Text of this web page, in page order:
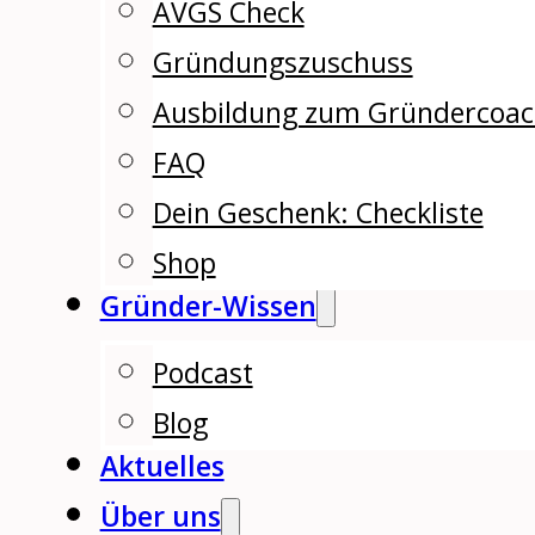
AVGS Check
Gründungszuschuss
Ausbildung zum
FAQ
Dein Geschenk: Checkliste
Shop
Gründer-Wissen
Podcast
Blog
Aktuelles
Über uns